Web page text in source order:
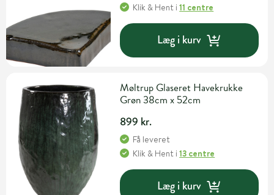
Klik & Hent i11 centre
Læg i kurv
Møltrup Glaseret Havekrukke
Grøn 38cm x 52cm
899 kr.
Få leveret
Klik & Hent i13 centre
Læg i kurv